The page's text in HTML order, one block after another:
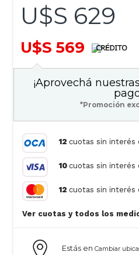
U$S 629
U$S 569
Estás en Cambiar
¡Aprovechá
*Promoción
12 cuotas sin interés
10 cuotas sin interés
12 cuotas sin interés
Ver cuotas